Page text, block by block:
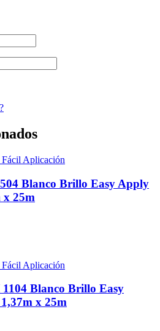
Aplicación
Blanco Brillo Easy Apply
x 25m
Aplicación
Blanco Brillo Easy
x 25m